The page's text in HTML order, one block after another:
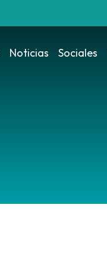
Noticias Sociales